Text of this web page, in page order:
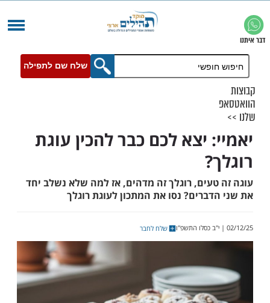
שלח שם לתפילה
יצא לכם כבר להכין עוגת
רוגלך זה מדהים, אז למה שלא נשלב יחד
נסו את המתכון לעוגת רוגלך
שלח לחבר